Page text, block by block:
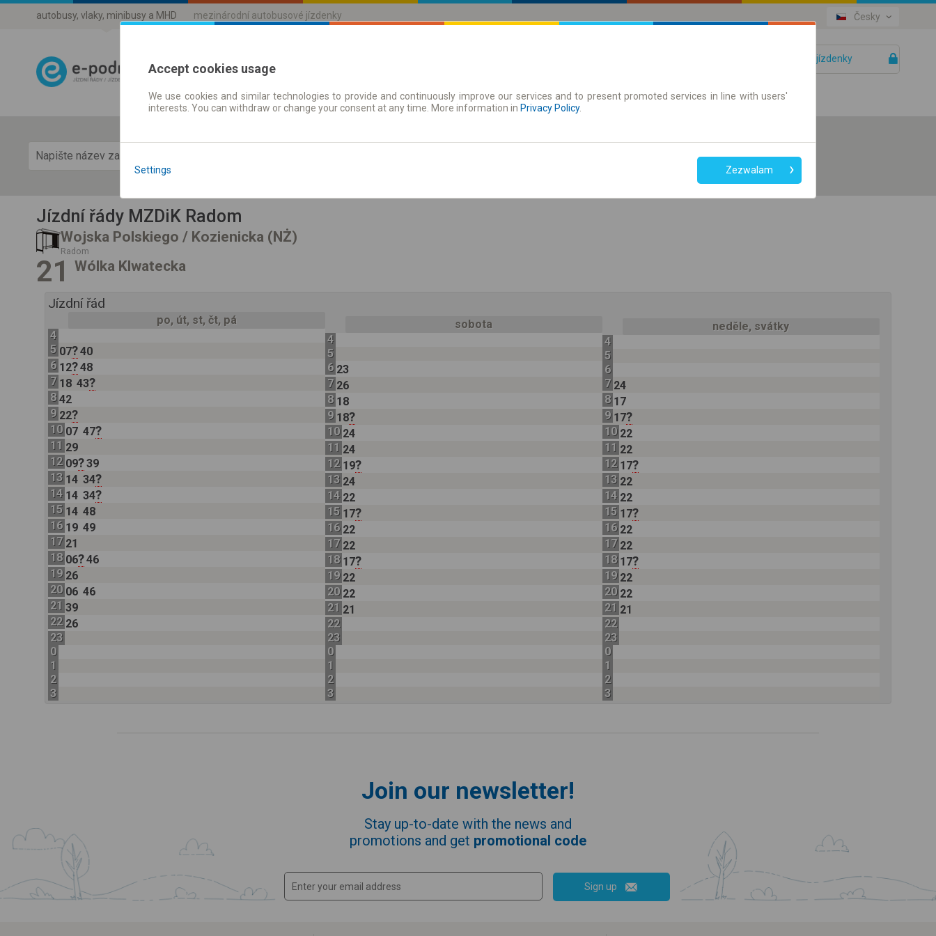
autobusy, vlaky, minibusy a MHD mezinárodní autobusové jízdenky Česky
Vaše jízdenky
Jízdni řády a jízdenky Časové jízdenky
Jízdní řády MZDiK Radom
Wojska Polskiego / Kozienicka (NŻ)
Radom
21 Wólka Klwatecka
Jízdní řád
po, út, st, čt, pá
4
5 07?40
6 12?48
7 18 43?
8 42
9 22?
10 07 47?
11 29
12 09?39
13 14 34?
14 14 34?
15 14 48
16 19 49
17 21
18 06?46
19 26
20 06 46
21 39
22 26
23
0
1
2
3
sobota
4
5
6 23
7 26
8 18
9 18?
10 24
11 24
12 19?
13 24
14 22
15 17?
16 22
17 22
18 17?
19 22
20 22
21 21
22
23
0
1
2
3
neděle, svátky
4
5
6
7 24
8 17
9 17?
10 22
11 22
12 17?
13 22
14 22
15 17?
16 22
17 22
18 17?
19 22
20 22
21 21
22
23
0
1
2
3
Join our newsletter!
Stay up-to-date with the news and
promotions and get promotional code
Sign up
Accept cookies usage
We use cookies and similar technologies to provide and continuously improve our services and to present promoted services in line with users'
interests. You can withdraw or change your consent at any time. More information in Privacy Policy.
Settings Zezwalam